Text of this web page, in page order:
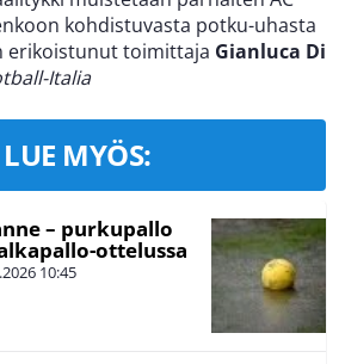
kohdistuvasta potku-uhasta
erikoistunut toimittaja Gianluca Di
Italia
LUE MYÖS:
– purkupallo
ottelussa
10:45